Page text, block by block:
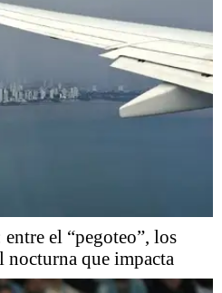
el “pegoteo”, los
nocturna que impacta